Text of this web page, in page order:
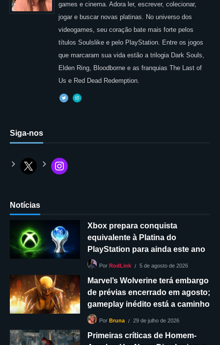
games e cinema. Adora ler, escrever, colecionar,
jogar e buscar novas platinas. No universo dos
videogames, seu coração bate mais forte pelos
títulos Soulslike e pelo PlayStation. Entre os jogos
que marcaram sua vida estão a trilogia Dark Souls,
Elden Ring, Bloodborne e as franquias The Last of
Us e Red Dead Redemption.
Siga-nos
Notícias
Xbox prepara conquista
equivalente à Platina do
PlayStation para ainda este ano
Por RodLink 5 de agosto de 2026
Marvel’s Wolverine terá embargo
de prévias encerrado em agosto;
gameplay inédito está a caminho
Por Bruna 29 de julho de 2026
Primeiras críticas de Homem-